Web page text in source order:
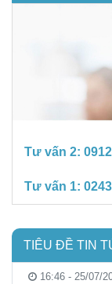
Tư vấn 2:
Tư vấn 1:
TIÊU ĐỀ TIN
16:46 - 25/07/